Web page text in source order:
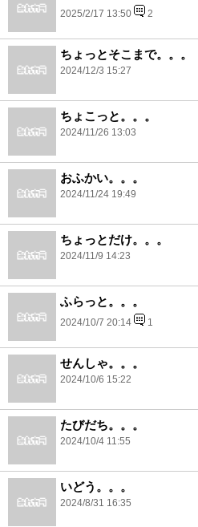
2025/2/17 13:50 2
ちょっとそこまで。。。
2024/12/3 15:27
ちょこっと。。。
2024/11/26 13:03
おふかい。。。
2024/11/24 19:49
ちょっとだけ。。。
2024/11/9 14:23
ふらっと。。。
2024/10/7 20:14 1
せんしゃ。。。
2024/10/6 15:22
たびだち。。。
2024/10/4 11:55
いどう。。。
2024/8/31 16:35